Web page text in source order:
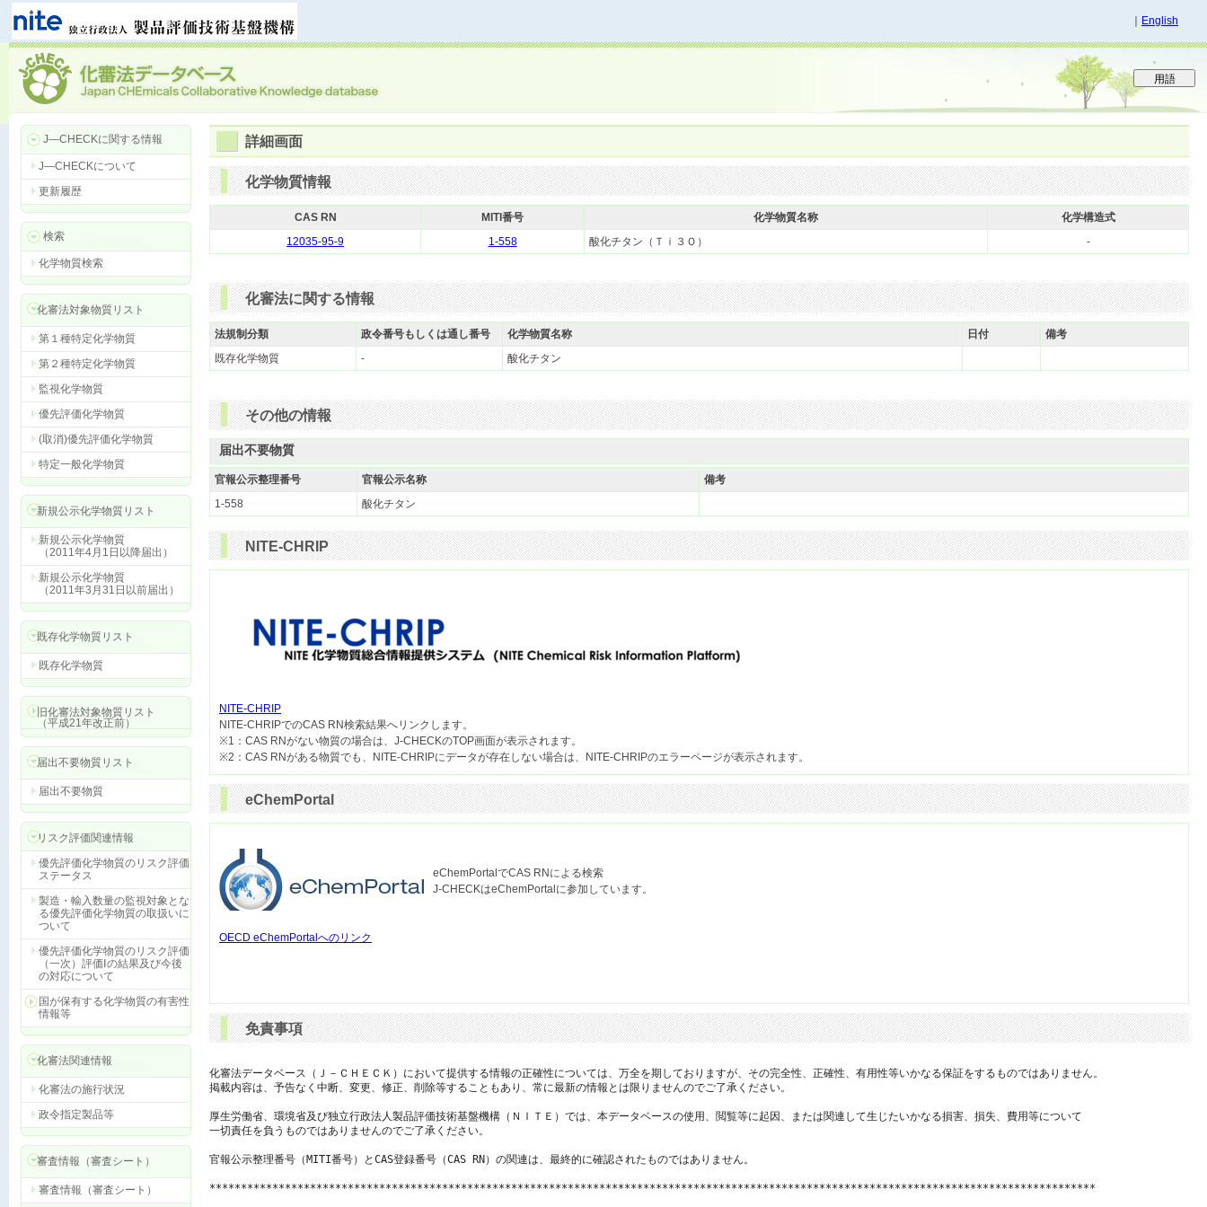
English
J―CHECKに関する情報
J―CHECKについて
更新履歴
検索
化学物質検索
化審法対象物質リスト
第１種特定化学物質
第２種特定化学物質
監視化学物質
優先評価化学物質
(取消)優先評価化学物質
特定一般化学物質
新規公示化学物質リスト
新規公示化学物質
（2011年4月1日以降届出）
新規公示化学物質
（2011年3月31日以前届出）
既存化学物質リスト
既存化学物質
旧化審法対象物質リスト
（平成21年改正前）
届出不要物質リスト
届出不要物質
リスク評価関連情報
優先評価化学物質のリスク評価
ステータス
製造・輸入数量の監視対象とな
る優先評価化学物質の取扱いに
ついて
優先評価化学物質のリスク評価
（一次）評価Ⅰの結果及び今後
の対応について
国が保有する化学物質の有害性
情報等
化審法関連情報
化審法の施行状況
政令指定製品等
審査情報（審査シート）
審査情報（審査シート）
詳細画面
化学物質情報
CAS RN MITI番号 化学物質名称
化学構造式
12035-95-9
1-558 酸化チタン（Ｔｉ３Ｏ） -
化審法に関する情報
法規制分類 政令番号もしくは通し番号 化学物質名称 日付
備考
既存化学物質
- 酸化チタン
その他の情報
届出不要物質
官報公示整理番号 官報公示名称
備考
1-558
酸化チタン
NITE-CHRIP
NITE-CHRIP
NITE-CHRIPでのCAS RN検索結果へリンクします。
※1：CAS RNがない物質の場合は、J-CHECKのTOP画面が表示されます。
eChemPortal
eChemPortalでCAS RNによる検索
J-CHECKはeChemPortalに参加しています。
OECD eChemPortalへのリンク
免責事項
化審法データベース（Ｊ－ＣＨＥＣＫ）において提供する情報の正確性については、万全を期しておりますが、その完全性、正確性、有用性等いかなる保証をするものではありません。
掲載内容は、予告なく中断、変更、修正、削除等することもあり、常に最新の情報とは限りませんのでご了承ください。
厚生労働省、環境省及び独立行政法人製品評価技術基盤機構（ＮＩＴＥ）では、本データベースの使用、閲覧等に起因、または関連して生じたいかなる損害、損失、費用等について
一切責任を負うものではありませんのでご了承ください。
官報公示整理番号（MITI番号）とCAS登録番号（CAS RN）の関連は、最終的に確認されたものではありません。
*********************************************************************************************************************************************